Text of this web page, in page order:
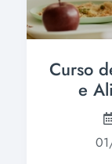
Curso
e